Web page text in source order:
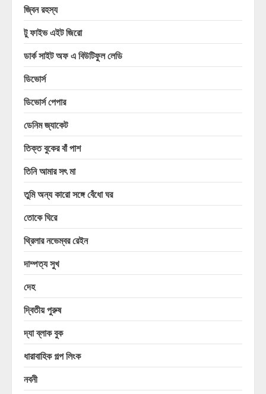
জ্বিন রহস্য
টু ফাইভ এইট জিরো
ডার্ক সাইট অফ এ বিউটিফুল লেডি
ডিভোর্স
ডিভোর্স পেপার
ডেনিম জ্যাকেট
তিক্ত বুকের বাঁ পাশ
তিনি আমার সৎ মা
তুমি অন্য কারো সঙ্গে বেঁধো ঘর
তোকে ঘিরে
থ্রিলার নভেম্বর রেইন
দাম্পত্য সুখ
দেহ
দ্বিতীয় পুরুষ
দ্যা ব্লাক বুক
ধারাবাহিক গল্প লিংক
নবনী